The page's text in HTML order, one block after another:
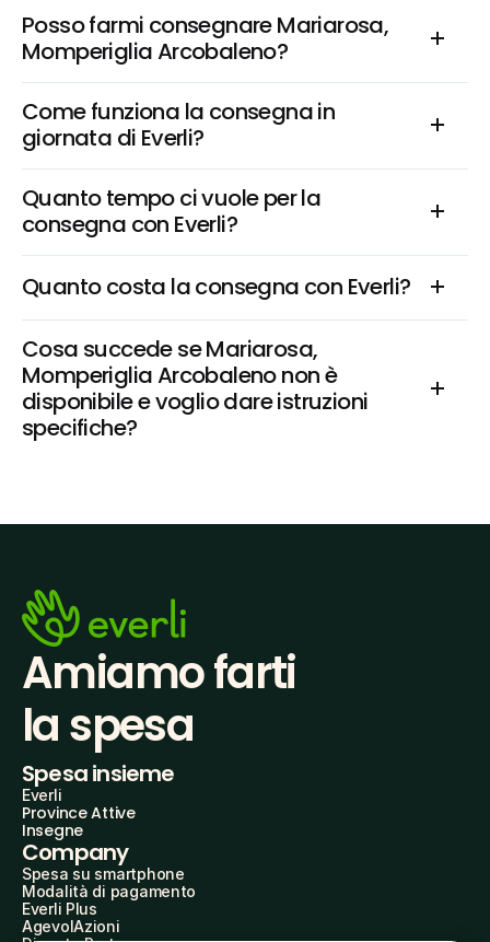
Posso farmi consegnare Mariarosa,
Momperiglia Arcobaleno?
Come funziona la consegna in
giornata di Everli?
Quanto tempo ci vuole per la
consegna con Everli?
Quanto costa la consegna con Everli?
Cosa succede se Mariarosa,
Momperiglia Arcobaleno non è
disponibile e voglio dare istruzioni
specifiche?
Amiamo farti
la spesa
Spesa insieme
Everli
Province Attive
Insegne
Company
Spesa su smartphone
Modalità di pagamento
Everli Plus
AgevolAzioni